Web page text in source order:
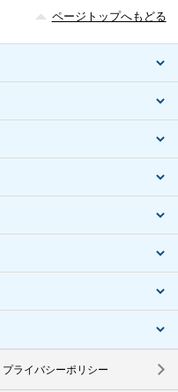
ページトップへもどる
プライバシーポリシー